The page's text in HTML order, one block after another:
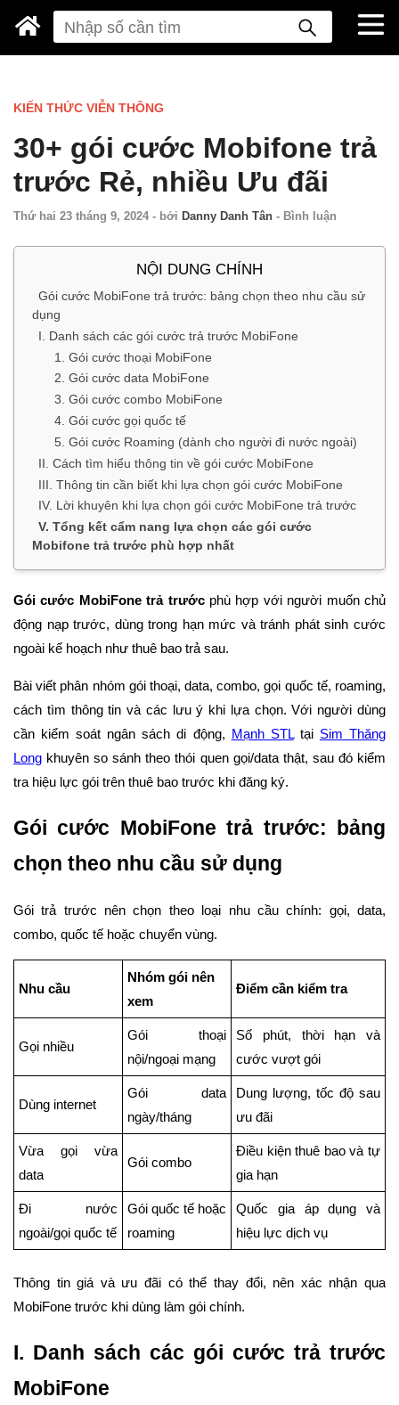
KIẾN THỨC VIỄN THÔNG
30+ gói cước Mobifone trả
trước Rẻ, nhiều Ưu đãi
Thứ hai 23 tháng 9, 2024 - bởi Danny Danh Tân - Bình luận
NỘI DUNG CHÍNH
Gói cước MobiFone trả trước: bảng chọn theo nhu cầu sử
dụng
I. Danh sách các gói cước trả trước MobiFone
1. Gói cước thoại MobiFone
2. Gói cước data MobiFone
3. Gói cước combo MobiFone
4. Gói cước gọi quốc tế
5. Gói cước Roaming (dành cho người đi nước ngoài)
II. Cách tìm hiểu thông tin về gói cước MobiFone
III. Thông tin cần biết khi lựa chọn gói cước MobiFone
IV. Lời khuyên khi lựa chọn gói cước MobiFone trả trước
V. Tổng kết cẩm nang lựa chọn các gói cước
Mobifone trả trước phù hợp nhất
Gói cước MobiFone trả trướcphù hợp với người muốn chủ
động nạp trước, dùng trong hạn mức và tránh phát sinh cước
ngoài kế hoạch như thuê bao trả sau.
Bài viết phân nhóm gói thoại, data, combo, gọi quốc tế, roaming,
cách tìm thông tin và các lưu ý khi lựa chọn. Với người dùng
cần kiểm soát ngân sách di động, Mạnh STLtại Sim Thăng
Long khuyên so sánh theo thói quen gọi/data thật, sau đó kiểm
tra hiệu lực gói trên thuê bao trước khi đăng ký.
Gói cước MobiFone trả trước: bảng
chọn theo nhu cầu sử dụng
Gói trả trước nên chọn theo loại nhu cầu chính: gọi, data,
combo, quốc tế hoặc chuyển vùng.
Nhu cầu
Nhóm gói nên
xem
Điểm cần kiểm tra
Gọi nhiều
Gói thoại
nội/ngoại mạng
Số phút, thời hạn và
cước vượt gói
Dùng internet
Gói data
ngày/tháng
Dung lượng, tốc độ sau
ưu đãi
Vừa gọi vừa
data
Gói combo
Điều kiện thuê bao và tự
gia hạn
Đi nước
ngoài/gọi quốc tế
Gói quốc tế hoặc
roaming
Quốc gia áp dụng và
hiệu lực dịch vụ
Thông tin giá và ưu đãi có thể thay đổi, nên xác nhận qua
MobiFone trước khi dùng làm gói chính.
I. Danh sách các gói cước trả trước
MobiFone